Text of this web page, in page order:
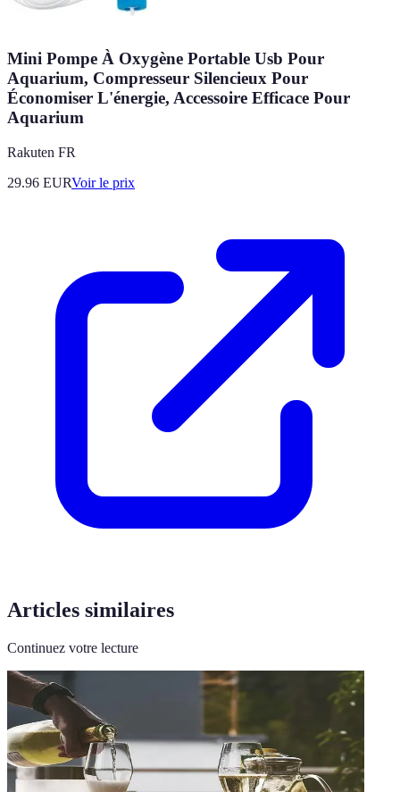
Mini Pompe À Oxygène Portable Usb Pour
Aquarium, Compresseur Silencieux Pour
Économiser L'énergie, Accessoire Efficace Pour
Aquarium
Rakuten FR
29.96 EURVoir le prix
Articles similaires
Continuez votre lecture